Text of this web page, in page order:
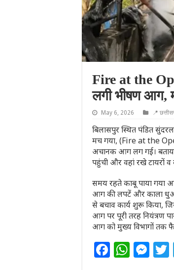
Fire at the
लगी भीषण आग,
May 6, 2026 📍
बिलासपुर स्थित पंडित
मच गया, (Fire at the
अचानक आग लग गई। बताया
पहुंची और वहां रखे टायरों
समय रहते काबू पाया गया
आग की लपटें और काला धुआं
से बचाव कार्य शुरू किया,
आग पर पूरी तरह नियंत्रण
आग को मुख्य विभागों तक
F W M